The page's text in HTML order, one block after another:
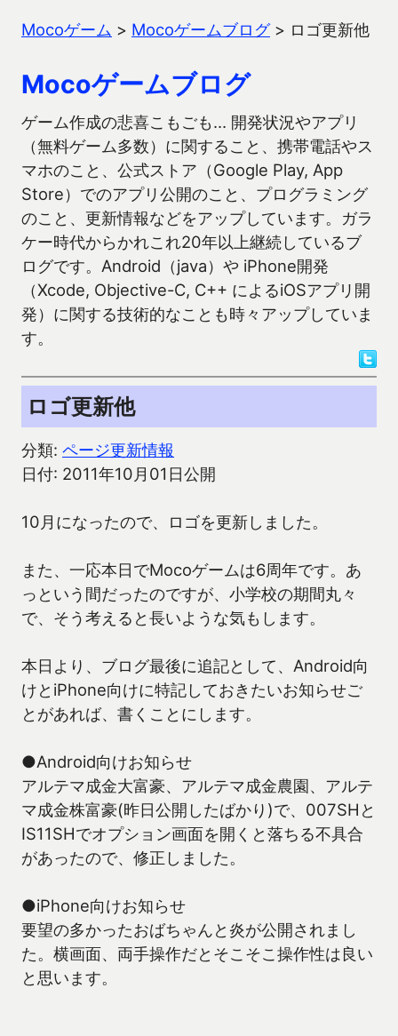
Mocoゲーム > Mocoゲームブログ> ロゴ更新他
Mocoゲームブログ
ゲーム作成の悲喜こもごも… 開発状況やアプリ
（無料ゲーム多数）に関すること、携帯電話やス
マホのこと、公式ストア（Google Play, App
Store）でのアプリ公開のこと、プログラミング
のこと、更新情報などをアップしています。ガラ
ケー時代からかれこれ20年以上継続しているブ
ログです。Android（java）や iPhone開発
（Xcode, Objective-C, C++ によるiOSアプリ開
発）に関する技術的なことも時々アップしていま
す。
ロゴ更新他
分類: ページ更新情報
日付: 2011年10月01日公開
10月になったので、ロゴを更新しました。
また、一応本日でMocoゲームは6周年です。あ
っという間だったのですが、小学校の期間丸々
で、そう考えると長いような気もします。
本日より、ブログ最後に追記として、Android向
けとiPhone向けに特記しておきたいお知らせご
とがあれば、書くことにします。
●Android向けお知らせ
アルテマ成金大富豪、アルテマ成金農園、アルテ
マ成金株富豪(昨日公開したばかり)で、007SHと
IS11SHでオプション画面を開くと落ちる不具合
があったので、修正しました。
●iPhone向けお知らせ
要望の多かったおばちゃんと炎が公開されまし
た。横画面、両手操作だとそこそこ操作性は良い
と思います。